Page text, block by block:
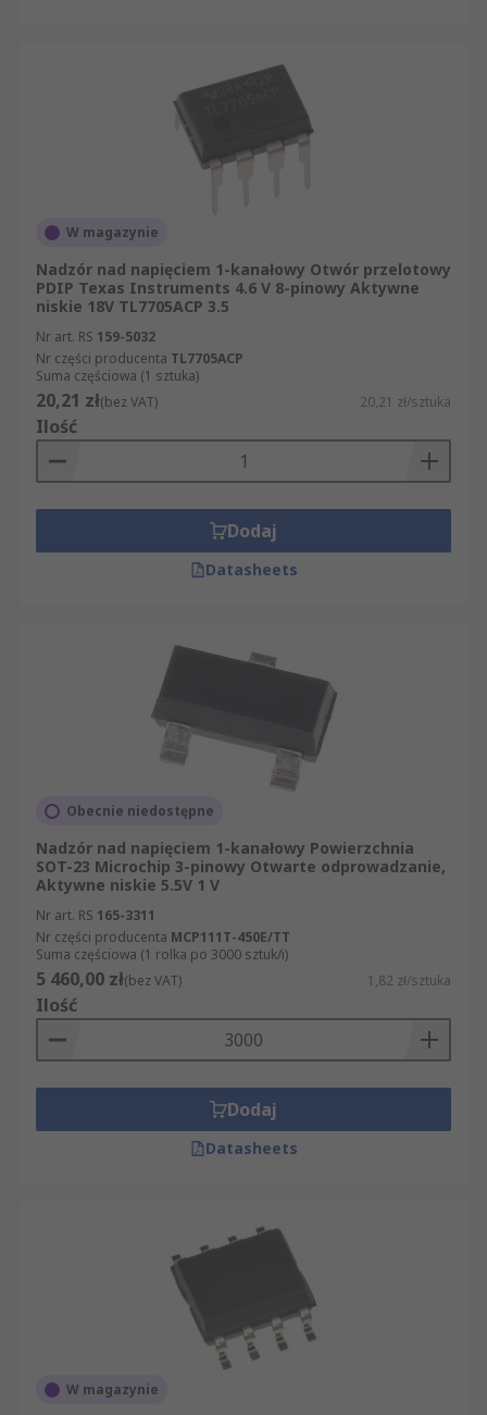
W magazynie
Nadzór nad napięciem 1-kanałowy Otwór przelotowy
PDIP Texas Instruments 4.6 V 8-pinowy Aktywne
niskie 18V TL7705ACP 3.5
Nr art. RS 159-5032
Nr części producenta TL7705ACP
Suma częściowa (1 sztuka)
20,21 zł(bez VAT) 20,21 zł/sztuka
Ilość
Dodaj
Datasheets
Obecnie niedostępne
Nadzór nad napięciem 1-kanałowy Powierzchnia
SOT-23 Microchip 3-pinowy Otwarte odprowadzanie,
Aktywne niskie 5.5V 1 V
Nr art. RS 165-3311
Nr części producenta MCP111T-450E/TT
Suma częściowa (1 rolka po 3000 sztuk/i)
5 460,00 zł(bez VAT) 1,82 zł/sztuka
Ilość
Dodaj
Datasheets
W magazynie